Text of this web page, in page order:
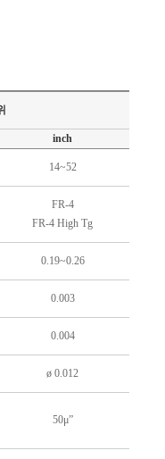
inch
14~52
FR-4
FR-4 High Tg
0.19~0.26
0.003
0.004
ø 0.012
50μ”